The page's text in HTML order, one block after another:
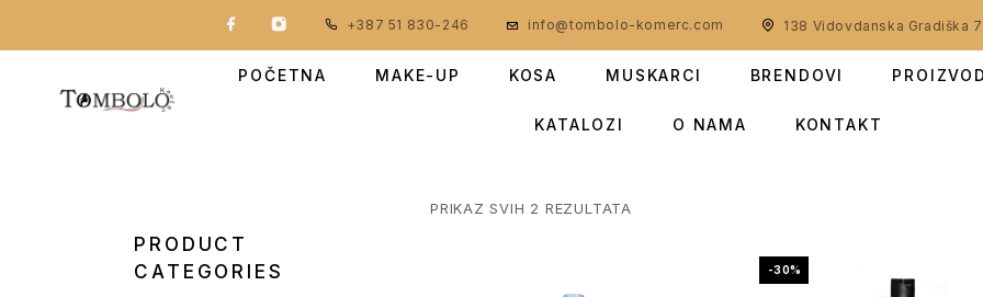
+387 51 830-246 info@tombolo-komerc.com 138 Vidovdanska Gradiška
POČETNA MAKE-UP KOSA MUSKARCI BRENDOVI
KATALOZI O NAMA KONTAKT
PRODUCT
CATEGORIES
PRIKAZ SVIH 2 REZULTATA
-30%